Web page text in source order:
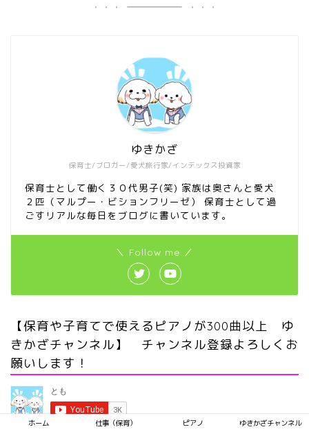
保育士/ブロガー/愛犬旅行家/インデックス投資家
ゆきかざ
保育士として働く３０代男子(笑) 家族は奥さんと愛犬
２匹（マルプー・ビションフリーゼ） 保育士として過
ごすリアルな毎日をブログに書いています。
＼ Follow me ／
【保育や子育てで使えるピアノが300曲以上 ゆ
きかざチャンネル】 チャンネル登録よろしくお
願いします！
ホーム 仕事（保育） ピアノ ゆきかざチャンネル